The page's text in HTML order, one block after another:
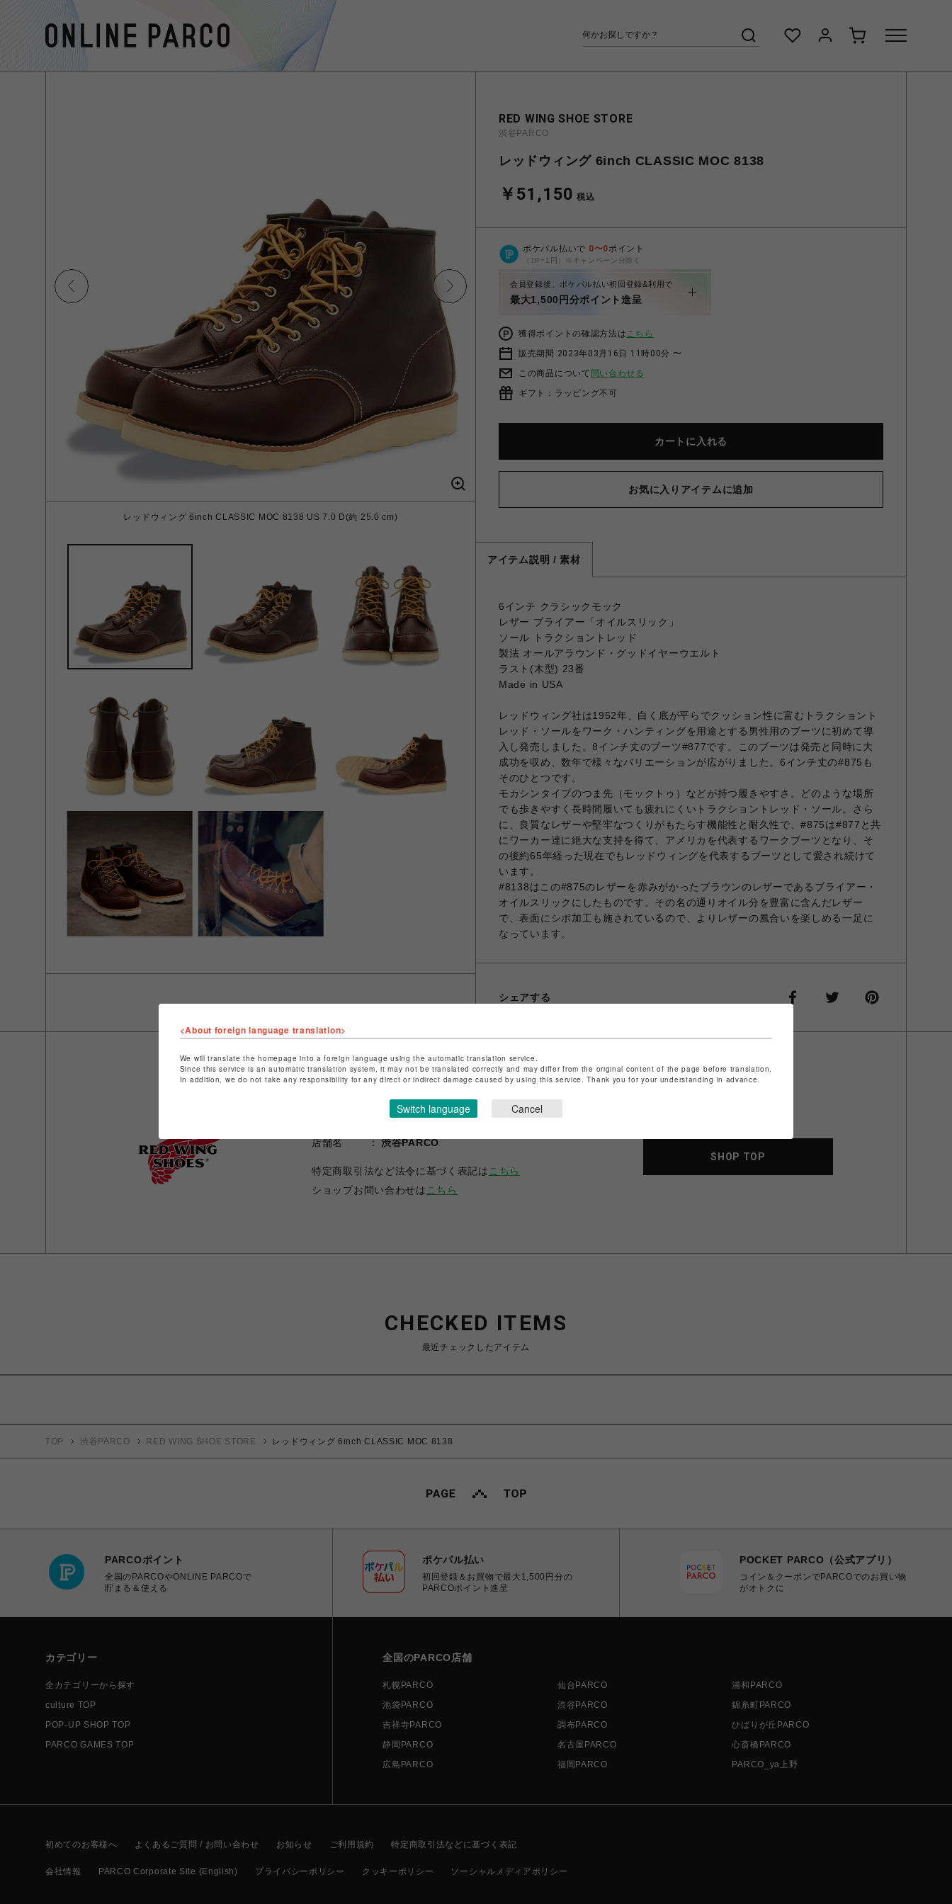
レッドウィング 6inch CLASSIC MOC 8138 US 7.0 D(約 25.0 cm)
RED WING SHOE STORE
渋谷PARCO
レッドウィング 6inch CLASSIC MOC 8138
￥51,150 税込
ポケパル払いで 0〜0ポイント
（1P=1円）※キャンペーン分除く
会員登録後、ポケパル払い初回登録&利用で
最大1,500円分ポイント進呈
獲得ポイントの確認方法はこちら
販売期間 2023年03月16日 11時00分 〜
この商品について 問い合わせる
ギフト：ラッピング不可
カートに入れる
お気に入りアイテムに追加
アイテム説明 / 素材
6インチ クラシックモック
レザー ブライアー「オイルスリック」
ソール トラクショントレッド
製法 オールアラウンド・グッドイヤーウエルト
ラスト(木型) 23番
Made in USA
レッドウィング社は1952年、白く底が平らでクッション性に富むトラクショント
レッド・ソールをワーク・ハンティングを用途とする男性用のブーツに初めて導
入し発売しました。8インチ丈のブーツ#877です。このブーツは発売と同時に大
成功を収め、数年で様々なバリエーションが広がりました。6インチ丈の#875も
そのひとつです。
モカシンタイプのつま先（モックトゥ）などが持つ履きやすさ。どのような場所
でも歩きやすく長時間履いても疲れにくいトラクショントレッド・ソール。さら
に、良質なレザーや堅牢なつくりがもたらす機能性と耐久性で、#875は#877と共
にワーカー達に絶大な支持を得て、アメリカを代表するワークブーツとなり、そ
の後約65年経った現在でもレッドウィングを代表するブーツとして愛され続けて
います。
#8138はこの#875のレザーを赤みがかったブラウンのレザーであるブライアー・
オイルスリックにしたものです。その名の通りオイル分を豊富に含んだレザー
で、表面にシボ加工も施されているので、よりレザーの風合いを楽しめる一足に
なっています。
シェアする
店舗名
渋谷PARCO
特定商取引法など法令に基づく表記は こちら
ショップお問い合わせは こちら
SHOP TOP
CHECKED ITEMS
最近チェックしたアイテム
TOP 渋谷PARCO RED WING SHOE STORE レッドウィング 6inch CLASSIC MOC 8138
PARCOポイント
全国のPARCOやONLINE PARCOで
貯まる＆使える
ポケパル払い
初回登録＆お買物で最大1,500円分の
PARCOポイント進呈
POCKET PARCO（公式アプリ）
コイン＆クーポンでPARCOでのお買い物
がオトクに
カテゴリー
全カテゴリーから探す
culture TOP
POP-UP SHOP TOP
PARCO GAMES TOP
全国のPARCO店舗
札幌PARCO 仙台PARCO
浦和PARCO
池袋PARCO
渋谷PARCO
錦糸町PARCO
吉祥寺PARCO
調布PARCO
ひばりが丘PARCO
静岡PARCO
名古屋PARCO
心斎橋PARCO
広島PARCO
福岡PARCO PARCO_ya上野
初めてのお客様へ よくあるご質問 / お問い合わせ お知らせ ご利用規約 特定商取引法などに基づく表記
会社情報 PARCO Corporate Site (English) プライバシーポリシー クッキーポリシー ソーシャルメディアポリシー
<About foreign language translation>
We will translate the homepage into a foreign language using the automatic translation service.
Since this service is an automatic translation system, it may not be translated correctly and may differ from the original content of the page before translation.
In addition, we do not take any responsibility for any direct or indirect damage caused by using this service. Thank you for your understanding in advance.
Switch language Cancel